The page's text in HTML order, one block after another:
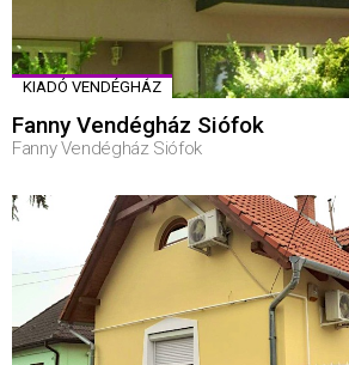
KIADÓ VENDÉGHÁZ
Fanny Vendégház Siófok
Fanny Vendégház Siófok